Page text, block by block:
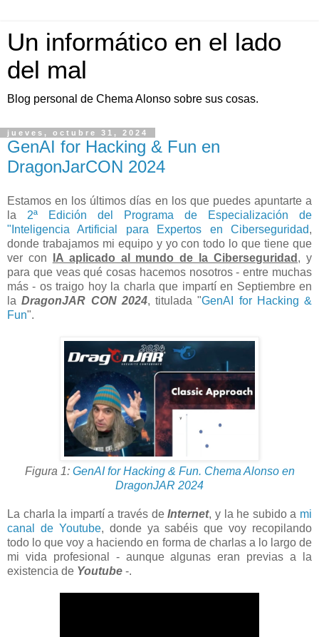
Un informático en el lado
del mal
Blog personal de Chema Alonso sobre sus cosas.
jueves, octubre 31, 2024
GenAI for Hacking & Fun en
DragonJarCON 2024
Estamos en los últimos días en los que puedes apuntarte a
la 2ª Edición del Programa de Especialización de
"Inteligencia Artificial para Expertos en Ciberseguridad,
donde trabajamos mi equipo y yo con todo lo que tiene que
ver con
IA aplicado al mundo de la Ciberseguridad , y
para que veas qué cosas hacemos nosotros - entre muchas
más - os traigo hoy la charla que impartí en Septiembre en
laDragonJAR CON 2024, titulada "GenAI for Hacking &
Fun".
Figura 1: GenAI for Hacking & Fun. Chema Alonso en
DragonJAR 2024
La charla la impartí a través deInternet, y la he subido a mi
canal de Youtube, donde ya sabéis que voy recopilando
todo lo que voy a haciendo en forma de charlas a lo largo de
mi vida profesional - aunque algunas eran previas a la
existencia de Youtube -.